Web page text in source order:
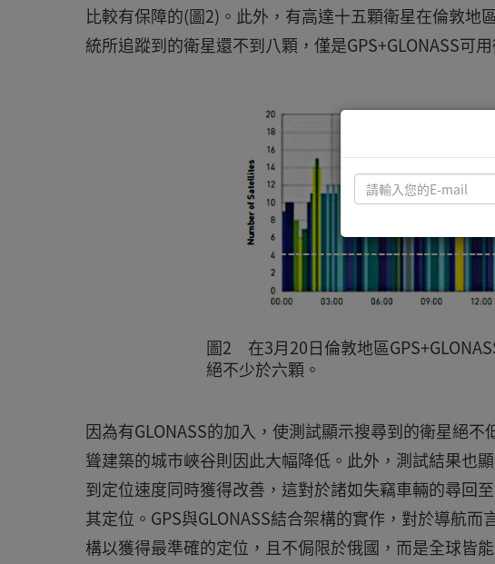
比較有保障的(圖2)。此外，有高達十五顆衛星在倫敦地
統所追蹤到的衛星還不到八顆，僅是GPS+GLONASS可
圖2 在3月20日倫敦地區
絕不少於六顆。
因為有GLONASS的加入，使測試顯示搜尋到的衛星絕
聳建築的城市峽谷則因此大幅降低。此外，測試結果也
到定位速度同時獲得改善，這對於諸如失竊車輛的尋回
其定位。GPS與GLONASS結合架構的實作，對於導航
構以獲得最準確的定位，且不侷限於俄國，而是全球皆能